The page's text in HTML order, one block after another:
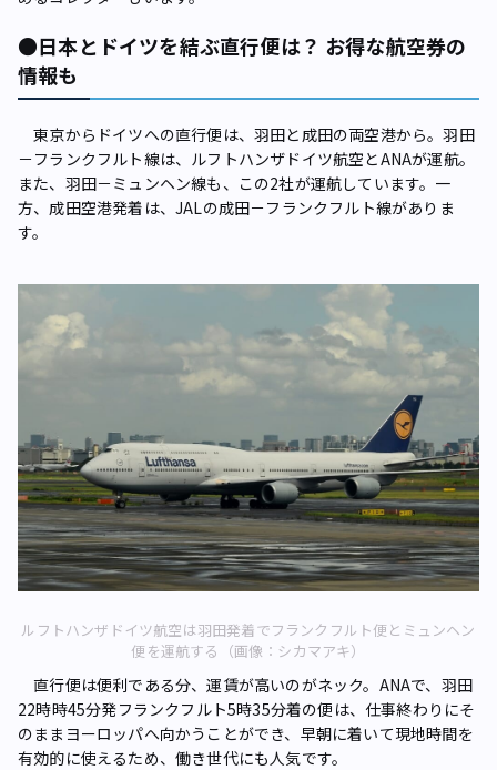
●日本とドイツを結ぶ直行便は？ お得な航空券の
情報も
東京からドイツへの直行便は、羽田と成田の両空港から。羽田
－フランクフルト線は、ルフトハンザドイツ航空とANAが運航。
また、羽田－ミュンヘン線も、この2社が運航しています。一
方、成田空港発着は、JALの成田－フランクフルト線がありま
す。
ルフトハンザドイツ航空は羽田発着でフランクフルト便とミュンヘン
便を運航する（画像：シカマアキ）
直行便は便利である分、運賃が高いのがネック。ANAで、羽田
22時時45分発フランクフルト5時35分着の便は、仕事終わりにそ
のままヨーロッパへ向かうことができ、早朝に着いて現地時間を
有効的に使えるため、働き世代にも人気です。